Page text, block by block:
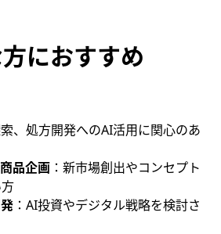
におすすめ
索、処方開発へのAI活用に関心のあ
品企画 ：新市場創出やコンセプト
：AI投資やデジタル戦略を検討さ